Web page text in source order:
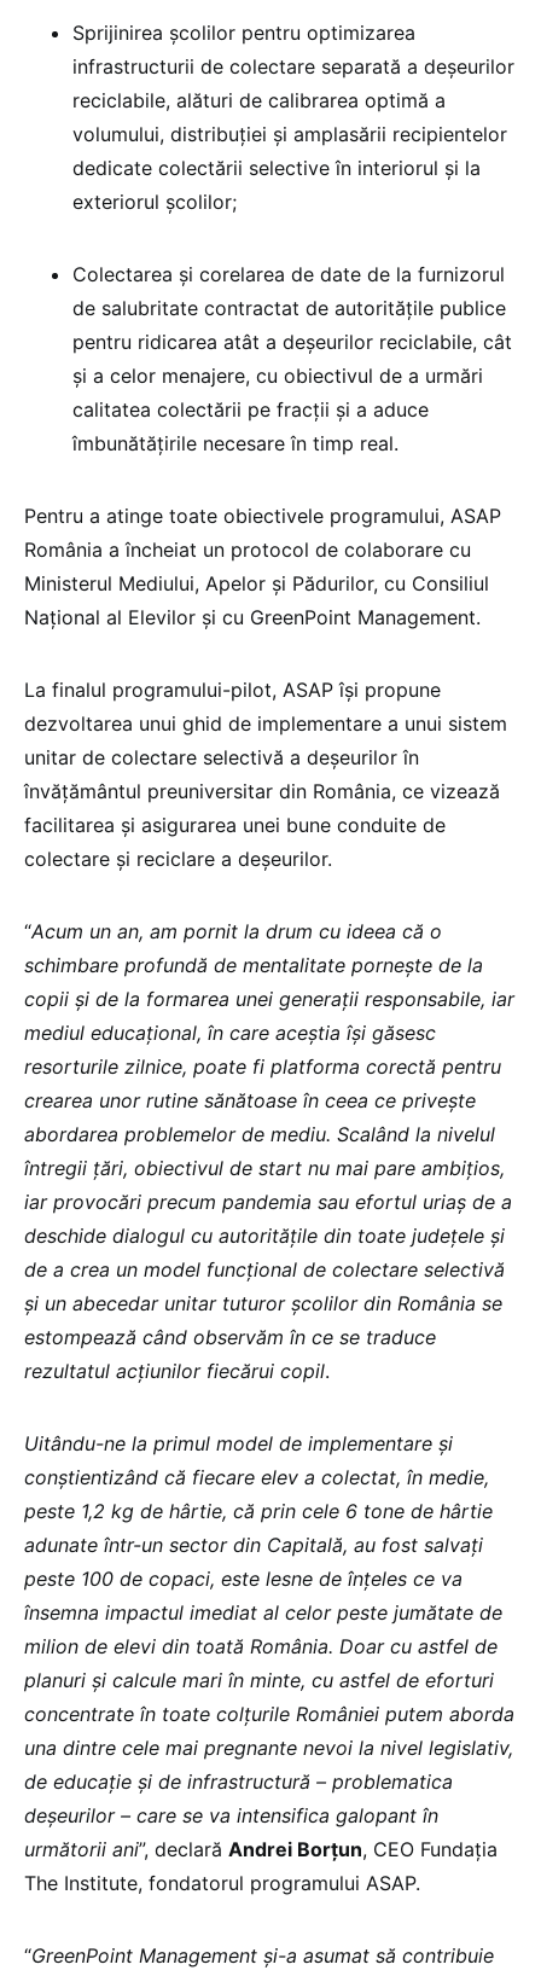
Sprijinirea școlilor pentru optimizarea
infrastructurii de colectare separată a deșeurilor
reciclabile, alături de calibrarea optimă a
volumului, distribuției și amplasării recipientelor
dedicate colectării selective în interiorul și la
exteriorul școlilor;
Colectarea și corelarea de date de la furnizorul
de salubritate contractat de autorităţile publice
pentru ridicarea atât a deșeurilor reciclabile, cât
și a celor menajere, cu obiectivul de a urmări
calitatea colectării pe fracţii și a aduce
îmbunătăţirile necesare în timp real.
Pentru a atinge toate obiectivele programului, ASAP
România a încheiat un protocol de colaborare cu
Ministerul Mediului, Apelor și Pădurilor, cu Consiliul
Național al Elevilor și cu GreenPoint Management.
La finalul programului-pilot, ASAP își propune
dezvoltarea unui ghid de implementare a unui sistem
unitar de colectare selectivă a deșeurilor în
învățământul preuniversitar din România, ce vizează
facilitarea și asigurarea unei bune conduite de
colectare și reciclare a deșeurilor.
“Acum un an, am pornit la drum cu ideea că o
schimbare profundă de mentalitate pornește de la
copii și de la formarea unei generații responsabile, iar
mediul educațional, în care aceștia își găsesc
resorturile zilnice, poate fi platforma corectă pentru
crearea unor rutine sănătoase în ceea ce privește
abordarea problemelor de mediu. Scalând la nivelul
întregii țări, obiectivul de start nu mai pare ambițios,
iar provocări precum pandemia sau efortul uriaș de a
deschide dialogul cu autoritățile din toate județele și
de a crea un model funcțional de colectare selectivă
și un abecedar unitar tuturor școlilor din România se
estompează când observăm în ce se traduce
rezultatul acțiunilor fiecărui copil.
Uitându-ne la primul model de implementare și
conștientizând că fiecare elev a colectat, în medie,
peste 1,2 kg de hârtie, că prin cele 6 tone de hârtie
adunate într-un sector din Capitală, au fost salvați
peste 100 de copaci, este lesne de înțeles ce va
însemna impactul imediat al celor peste jumătate de
milion de elevi din toată România. Doar cu astfel de
planuri și calcule mari în minte, cu astfel de eforturi
concentrate în toate colțurile României putem aborda
una dintre cele mai pregnante nevoi la nivel legislativ,
de educație și de infrastructură – problematica
deșeurilor – care se va intensifica galopant în
următorii ani”, declară Andrei Borțun, CEO Fundația
The Institute, fondatorul programului ASAP.
“GreenPoint Management și-a asumat să contribuie